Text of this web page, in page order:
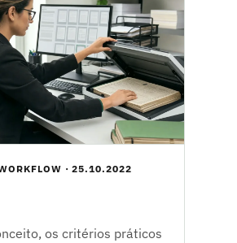
· 25.10.2022
os critérios práticos